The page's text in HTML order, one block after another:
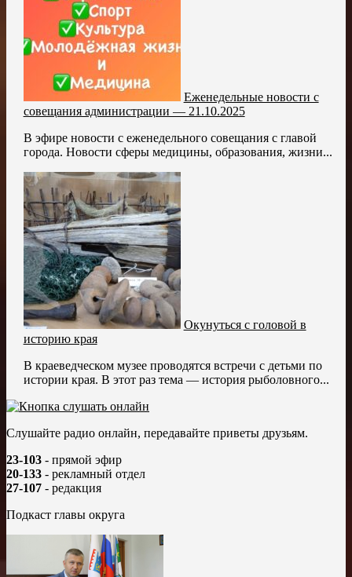
Еженедельные новости с
совещания администрации — 21.10.2025
В эфире новости с еженедельного совещания с главой
города. Новости сферы медицины, образования, жизни...
Окунуться с головой в
историю края
В краеведческом музее проводятся встречи с детьми по
истории края. В этот раз тема — история рыболовного...
Слушайте радио онлайн, передавайте приветы друзьям.
23-103 - прямой эфир
20-133 - рекламный отдел
27-107 - редакция
Подкаст главы округа